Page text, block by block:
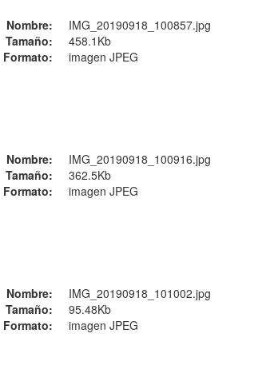
Nombre:
IMG_20190918_100857.jpg
Tamaño:
458.1Kb
Formato:
imagen JPEG
Nombre:
IMG_20190918_100916.jpg
Tamaño:
362.5Kb
Formato:
imagen JPEG
Nombre:
IMG_20190918_101002.jpg
Tamaño:
95.48Kb
Formato:
imagen JPEG